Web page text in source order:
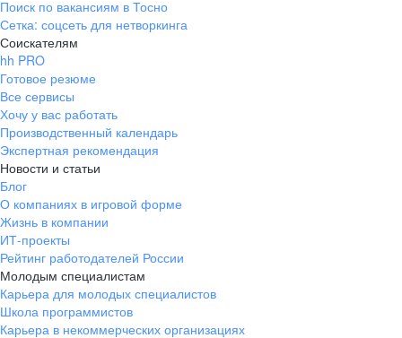
Поиск по вакансиям в Тосно
Сетка: соцсеть для нетворкинга
Соискателям
hh PRO
Готовое резюме
Все сервисы
Хочу у вас работать
Производственный календарь
Экспертная рекомендация
Новости и статьи
Блог
О компаниях в игровой форме
Жизнь в компании
ИТ-проекты
Рейтинг работодателей России
Молодым специалистам
Карьера для молодых специалистов
Школа программистов
Карьера в некоммерческих организациях